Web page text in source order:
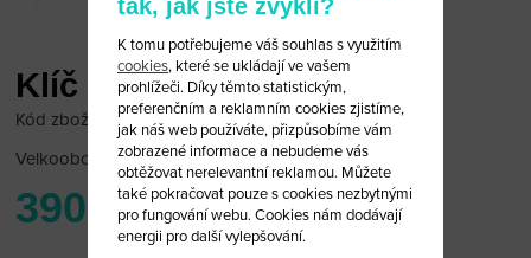
Klíč pro motocykl Suzuki
Kód zboží: Suz Moto 04
Velkoobchodní cena:po přihlášení
390 Kč
tak, jak jste zvyklí?
K tomu potřebujeme váš souhlas s využitím
cookies, které se ukládají ve vašem
prohlížeči. Díky těmto statistickým,
preferenčním a reklamním cookies zjistíme,
jak náš web používáte, přizpůsobíme vám
zobrazené informace a nebudeme vás
obtěžovat nerelevantní reklamou. Můžete
také pokračovat pouze s cookies nezbytnými
pro fungování webu. Cookies nám dodávají
energii pro další vylepšování.